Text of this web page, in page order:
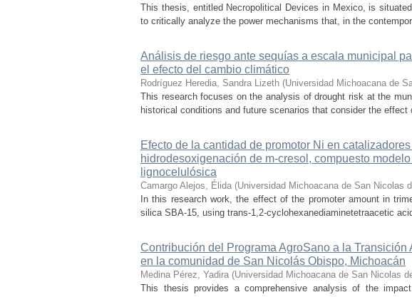
This thesis, entitled Necropolitical Devices in Mexico, is
to critically analyze the power mechanisms that, in the
Análisis de riesgo ante sequías a escala municipal
el efecto del cambio climático
Rodríguez Heredia, Sandra Lizeth (Universidad Michoacana de
This research focuses on the analysis of drought risk at the
historical conditions and future scenarios that consider the
Efecto de la cantidad de promotor Ni en
hidrodesoxigenación de m-cresol, compuesto
lignocelulósica
Camargo Alejos, Élida (Universidad Michoacana de San Nicolas
In this research work, the effect of the promoter amount in
silica SBA-15, using trans-1,2-cyclohexanediaminetetraacetic
Contribución del Programa AgroSano a la
en la comunidad de San Nicolás Obispo, Michoacán
Medina Pérez, Yadira (Universidad Michoacana de San Nicolas
This thesis provides a comprehensive analysis of the